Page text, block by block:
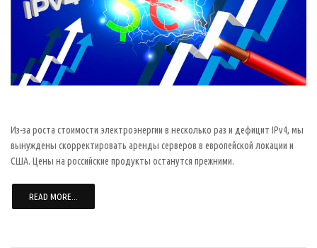
Из-за роста стоимости электроэнергии в несколько раз и дефицит IPv4, мы
вынуждены скорректировать аренды серверов в европейской локации и
США. Цены на российские продукты останутся прежними.
READ MORE...